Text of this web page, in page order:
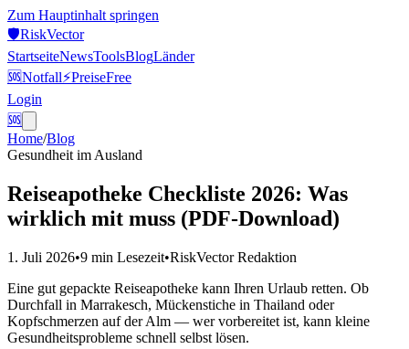
Zum Hauptinhalt springen
🛡️RiskVector
StartseiteNewsToolsBlogLänder
🆘Notfall⚡PreiseFree
Login
🆘
Home/Blog
Gesundheit im Ausland
Reiseapotheke Checkliste 2026: Was
wirklich mit muss (PDF-Download)
1. Juli 2026•9 min Lesezeit•RiskVector Redaktion
Eine gut gepackte Reiseapotheke kann Ihren Urlaub retten. Ob
Durchfall in Marrakesch, Mückenstiche in Thailand oder
Kopfschmerzen auf der Alm — wer vorbereitet ist, kann kleine
Gesundheitsprobleme schnell selbst lösen.